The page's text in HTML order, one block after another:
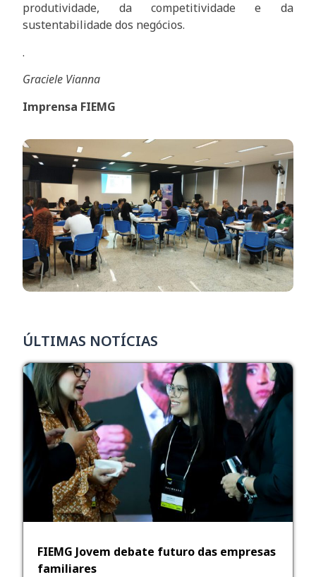
produtividade, da competitividade e da
sustentabilidade dos negócios.
.
Graciele Vianna
Imprensa FIEMG
ÚLTIMAS NOTÍCIAS
FIEMG Jovem debate futuro das empresas
familiares